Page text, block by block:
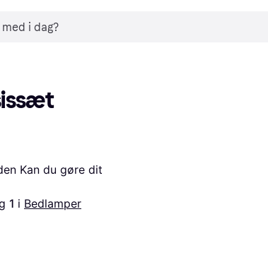
Kan du gøre dit
1 i Bedlamper